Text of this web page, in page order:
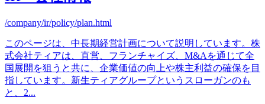
/company/ir/policy/plan.html
このページは、中長期経営計画について説明しています。株
式会社ティアは、直営、フランチャイズ、M&Aを通じて全
国展開を狙うと共に、企業価値の向上や株主利益の確保を目
指しています。新生ティアグループというスローガンのも
と、2...